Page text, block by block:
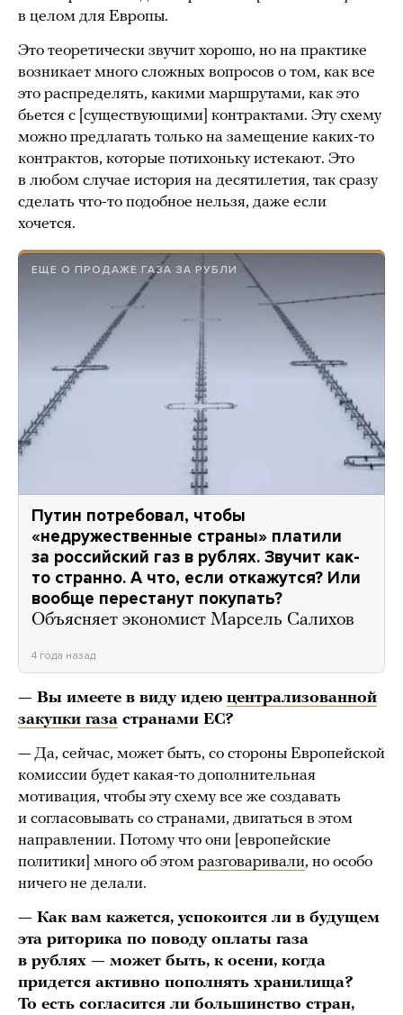
в целом для Европы.
Это теоретически звучит хорошо, но на практике
возникает много сложных вопросов о том, как все
это распределять, какими маршрутами, как это
бьется с [существующими] контрактами. Эту схему
можно предлагать только на замещение каких-то
контрактов, которые потихоньку истекают. Это
в любом случае история на десятилетия, так сразу
сделать что-то подобное нельзя, даже если
хочется.
ЕЩЕ О ПРОДАЖЕ ГАЗА ЗА РУБЛИ
Путин потребовал, чтобы
«недружественные страны» платили
за российский газ в рублях. Звучит как-
то странно. А что, если откажутся? Или
вообще перестанут покупать?
Объясняет экономист Марсель Салихов
4 года назад
— Вы имеете в виду идею централизованной
закупки газа странами ЕС?
— Да, сейчас, может быть, со стороны Европейской
комиссии будет какая-то дополнительная
мотивация, чтобы эту схему все же создавать
и согласовывать со странами, двигаться в этом
направлении. Потому что они [европейские
политики] много об этом разговаривали, но особо
ничего не делали.
— Как вам кажется, успокоится ли в будущем
эта риторика по поводу оплаты газа
в рублях — может быть, к осени, когда
придется активно пополнять хранилища?
То есть согласится ли большинство стран,